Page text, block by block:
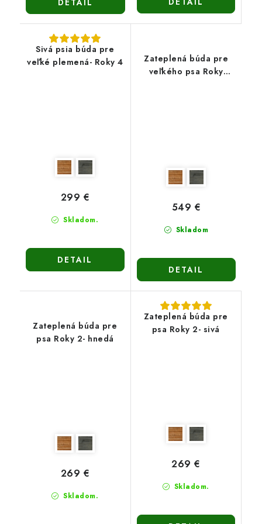
DETAIL
Sivá psia búda pre
veľké plemená- Roky 4
Skladom.
299 €
DETAIL
Zateplená búda pre
veľkého psa Roky
Skladom
549 €
DETAIL
Zateplená búda pre
psa Roky 2- hnedá
Skladom.
269 €
Zateplená búda pre
psa Roky 2- sivá
Skladom.
269 €